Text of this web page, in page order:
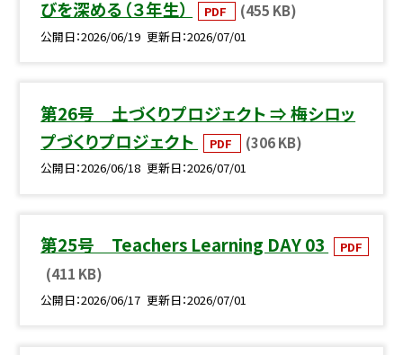
びを深める（３年生）
PDF (455 KB)
公開日 2026/06/19 更新日 2026/07/01
第26号 土づくりプロジェクト ⇒ 梅シロッ
プづくりプロジェクト
PDF (306 KB)
公開日 2026/06/18 更新日 2026/07/01
第25号 Teachers Learning DAY 03 PDF
(411 KB)
公開日 2026/06/17 更新日 2026/07/01